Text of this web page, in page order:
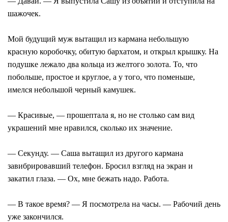
шажочек.
Мой будущий муж вытащил из кармана небольшую
красную коробочку, обитую бархатом, и открыл крышку. На
подушке лежало два кольца из желтого золота. То, что
побольше, простое и круглое, а у того, что поменьше,
имелся небольшой черный камушек.
— Красивые, — прошептала я, но не столько сам вид
украшений мне нравился, сколько их значение.
— Секунду. — Саша вытащил из другого кармана
завибрировавший телефон. Бросил взгляд на экран и
закатил глаза. — Ох, мне бежать надо. Работа.
— В такое время? — Я посмотрела на часы. — Рабочий день
уже закончился.